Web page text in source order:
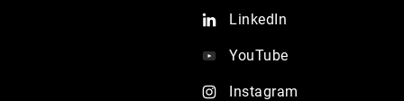
LinkedIn
YouTube
Instagram